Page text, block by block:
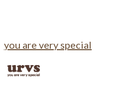
you are very special